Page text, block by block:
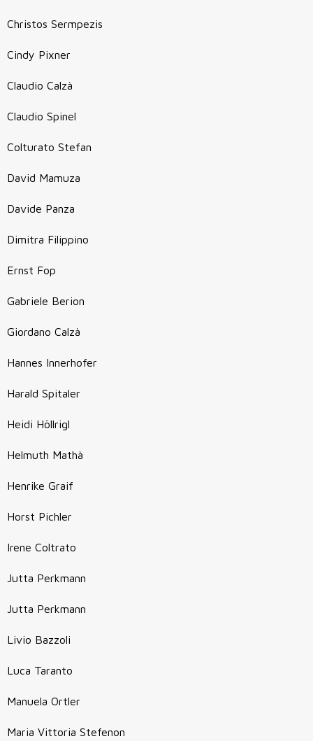
Christos Sermpezis
Cindy Pixner
Claudio Calzà
Claudio Spinel
Colturato Stefan
David Mamuza
Davide Panza
Dimitra Filippino
Ernst Fop
Gabriele Berion
Giordano Calzà
Hannes Innerhofer
Harald Spitaler
Heidi Höllrigl
Helmuth Mathà
Henrike Graif
Horst Pichler
Irene Coltrato
Jutta Perkmann
Jutta Perkmann
Livio Bazzoli
Luca Taranto
Manuela Ortler
Maria Vittoria Stefenon